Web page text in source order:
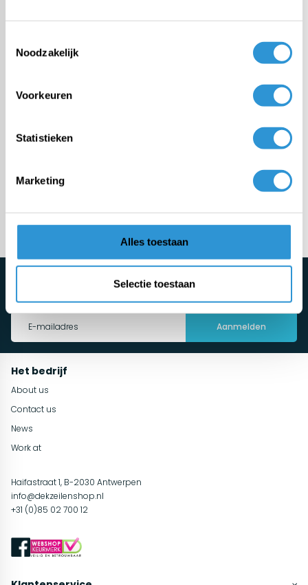
Noodzakelijk
Voorkeuren
Statistieken
Marketing
Alles toestaan
Selectie toestaan
Meer categorieën
Schrijf je direct in voor de nieuwsbrief
Maak automatisch kans en blijf op de hoogte van de nieuwste
tuininspiratie, onderhoudsadvies en acties!
Aanmelden
Het bedrijf
About us
Contact us
News
Work at
Haifastraat 1, B-2030 Antwerpen
info@dekzeilenshop.nl
+31 (0)85 02 700 12